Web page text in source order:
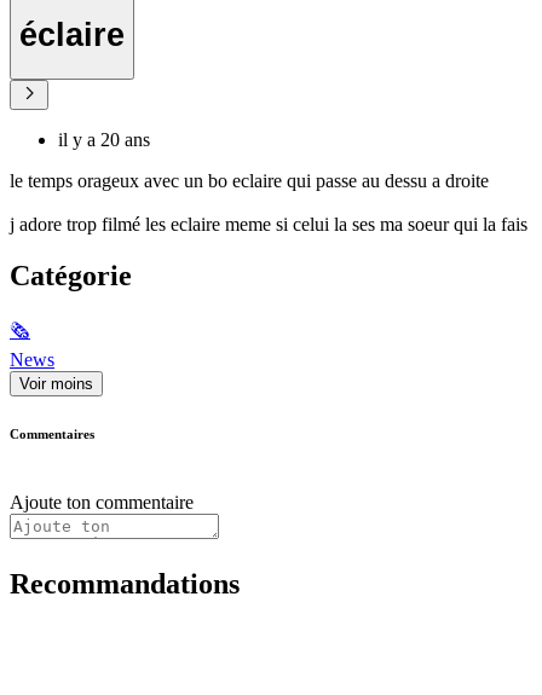
éclaire
il y a 20 ans
le temps orageux avec un bo eclaire qui passe au dessu a droite
j adore trop filmé les eclaire meme si celui la ses ma soeur qui la fais
Catégorie
🗞
News
Voir moins
Commentaires
Ajoute ton commentaire
Recommandations